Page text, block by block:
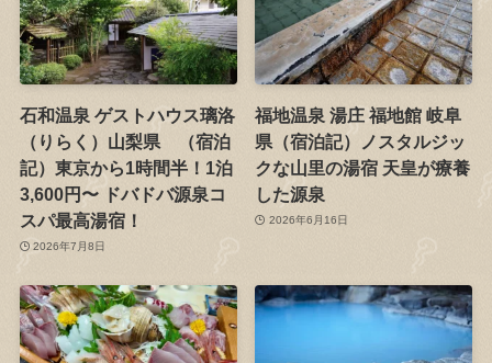
石和温泉 ゲストハウス璃洛
（りらく）山梨県 （宿泊
記）東京から1時間半！1泊
3,600円〜 ドバドバ源泉コ
スパ最高湯宿！
2026年7月8日
福地温泉 湯庄 福地館 岐阜
県（宿泊記）ノスタルジッ
クな山里の湯宿 天皇が療養
した源泉
2026年6月16日